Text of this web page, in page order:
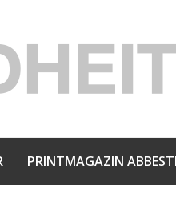
PRINTMAGAZIN